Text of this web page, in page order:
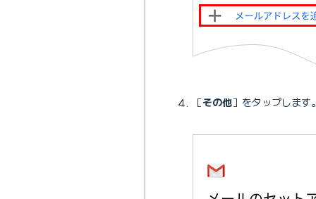
［その他］をタップします